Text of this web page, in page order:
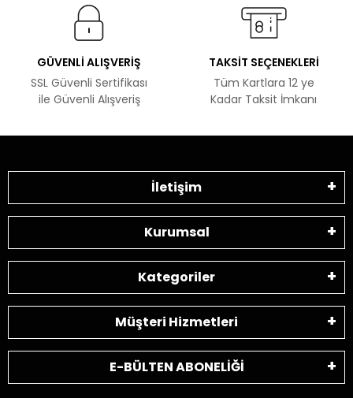
GÜVENLİ ALIŞVERİŞ
SSL Güvenli Sertifikası
ile Güvenli Alışveriş
TAKSİT SEÇENEKLERİ
Tüm Kartlara 12 ye
Kadar Taksit İmkanı
İletişim
Kurumsal
Kategoriler
Müşteri Hizmetleri
E-BÜLTEN ABONELİĞİ